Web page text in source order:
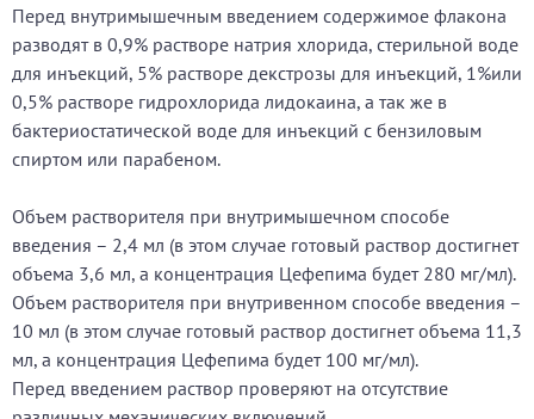
Перед внутримышечным введением содержимое флакона
разводят в 0,9% растворе натрия хлорида, стерильной воде
для инъекций, 5% растворе декстрозы для инъекций, 1%или
0,5% растворе гидрохлорида лидокаина, а так же в
бактериостатической воде для инъекций с бензиловым
спиртом или парабеном.
Объем растворителя при внутримышечном способе
введения – 2,4 мл (в этом случае готовый раствор достигнет
объема 3,6 мл, а концентрация Цефепима будет 280 мг/мл).
Объем растворителя при внутривенном способе введения –
10 мл (в этом случае готовый раствор достигнет объема 11,3
мл, а концентрация Цефепима будет 100 мг/мл).
Перед введением раствор проверяют на отсутствие